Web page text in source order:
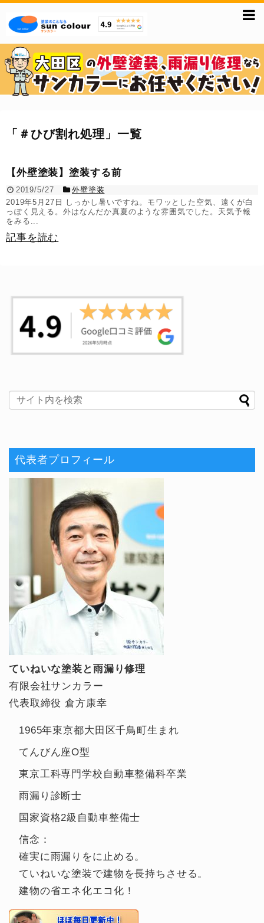
「 ＃ひび割れ処理 」 一覧
【外壁塗装】塗装する前
2019/5/27
外壁塗装
2019年5月27日 しっかし暑いですね。モワッとした空気、遠くが白
っぽく見える。外はなんだか真夏のような雰囲気でした。天気予報
をみる...
記事を読む
代表者プロフィール
ていねいな塗装と雨漏り修理
有限会社サンカラー
代表取締役 倉方康幸
1965年東京都大田区千鳥町生まれ
てんびん座O型
東京工科専門学校自動車整備科卒業
雨漏り診断士
国家資格2級自動車整備士
信念：
確実に雨漏りをに止める。
ていねいな塗装で建物を長持ちさせる。
建物の省エネ化エコ化！